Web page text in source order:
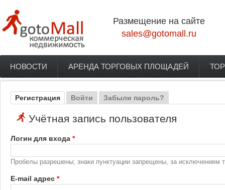
Размещение на сайте
sales@gotomall.ru
Главное меню
НОВОСТИ АРЕНДА ТОРГОВЫХ ПЛОЩАДЕЙ
Главные вкладки
Регистрация (активная вкладка)
Войти Забыли пароль?
Учётная запись пользователя
Логин для входа *
Пробелы разрешены; знаки пунктуации запрещены, за исключением
E-mail адрес *